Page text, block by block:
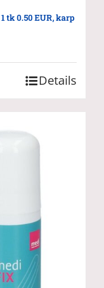
1 tk 0.50 EUR, karp
Details